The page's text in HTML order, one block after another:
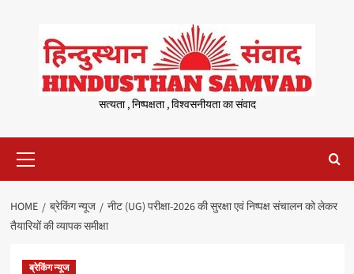
content
सत्यता , निष्पक्षता , विश्वसनीयता का संवाद
Menu
HOME ब्रेकिंग न्यूज
नीट (UG) परीक्षा-2026 की सुरक्षा एवं निष्पक्ष संचालन को लेकर
तैयारियों की व्यापक समीक्षा
ब्रेकिंग न्यूज